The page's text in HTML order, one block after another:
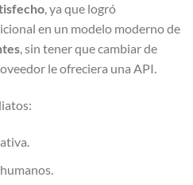
, ya que logró
en un modelo moderno de
, sin tener que cambiar de
le ofreciera una API.